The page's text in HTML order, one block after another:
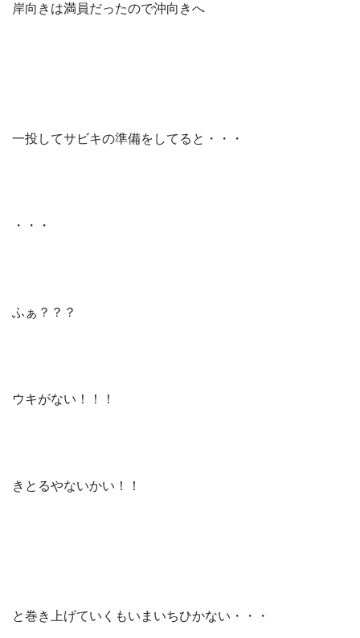
岸向きは満員だったので沖向きへ
一投してサビキの準備をしてると・・・
・・・
ふぁ？？？
ウキがない！！！
きとるやないかい！！
と巻き上げていくもいまいちひかない・・・